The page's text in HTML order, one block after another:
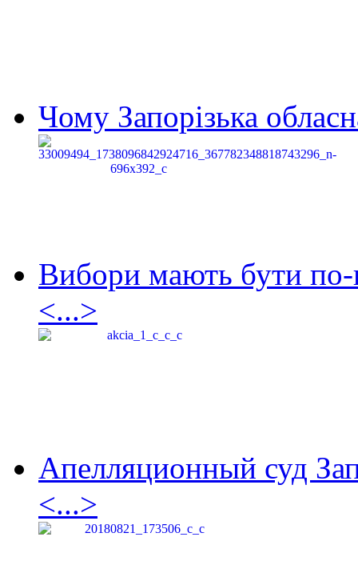
Чому Запорізька
Вибори мають бути по-
<...>
Апелляционный суд
<...>